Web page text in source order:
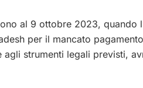
al 9 ottobre 2023, quando
per il mancato
strumenti legali previsti,